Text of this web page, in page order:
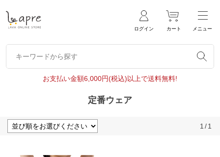
ログイン カート メニュー
キーワードから探す
キーワードから探す
お支払い金額6,000円(税込)以上で送料無料!
定番ウェア
1 /1